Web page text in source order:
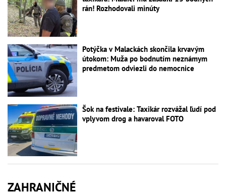
rán! Rozhodovali minúty
Potýčka v Malackách skončila krvavým
útokom: Muža po bodnutím neznámym
predmetom odviezli do nemocnice
Šok na festivale: Taxikár rozvážal ľudí pod
vplyvom drog a havaroval FOTO
ZAHRANIČNÉ